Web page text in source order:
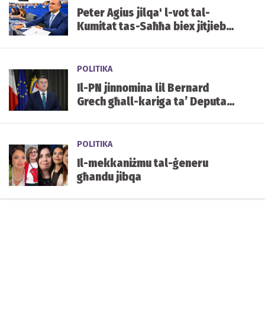
Peter Agius jilqa' l-vot tal-
Kumitat tas-Saħħa biex jitjiebu
POLITIKA
Il-PN jinnomina lil Bernard
Grech għall-kariga ta’ Deputat
POLITIKA
Il-mekkaniżmu tal-ġeneru
għandu jibqa